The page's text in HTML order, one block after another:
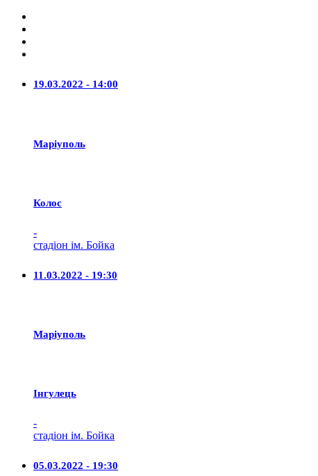
19.03.2022 - 14:00
Маріуполь
Колос
-
стадіон ім. Бойка
11.03.2022 - 19:30
Маріуполь
Iнгулець
-
стадіон ім. Бойка
05.03.2022 - 19:30